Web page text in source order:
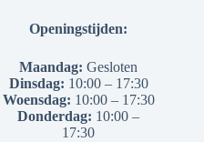
Openingstijden:
Maandag: Gesloten
Dinsdag: 10:00 – 17:30
Woensdag: 10:00 – 17:30
Donderdag: 10:00 –
17:30